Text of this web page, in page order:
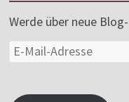
Werde über neue